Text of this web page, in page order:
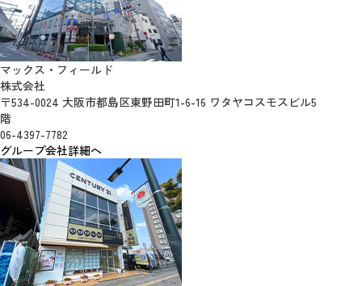
マックス・フィールド
株式会社
〒534-0024 大阪市都島区東野田町1-6-16 ワタヤコスモスビル5
階
06-4397-7782
グループ会社詳細へ